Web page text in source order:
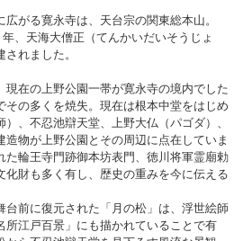
広がる寛永寺は、天台宗の関東総本山。
、天海大僧正（てんかいだいそうじょ
されました。
現在の上野公園一帯が寛永寺の境内でした
その多くを焼失。現在は根本中堂をはじめ
）、不忍池辯天堂、上野大仏（パゴダ）、
造物が上野公園とその周辺に点在していま
た輪王寺門跡御本坊表門、徳川将軍霊廟勅
化財も多く有し、歴史の重みを今に伝える
台前に復元された「月の松」は、浮世絵師
所江戸百景」にも描かれていることで有